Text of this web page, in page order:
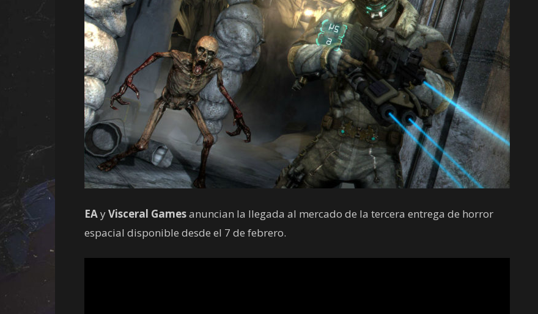
EAyVisceral Gamesanuncian la llegada al mercado de la tercera entrega de horror
espacial disponible desde el 7 de febrero.